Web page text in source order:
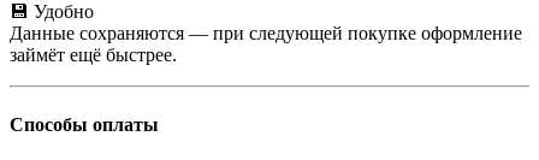
💾 Удобно
Данные сохраняются — при следующей покупке оформление
займёт ещё быстрее.
Способы оплаты